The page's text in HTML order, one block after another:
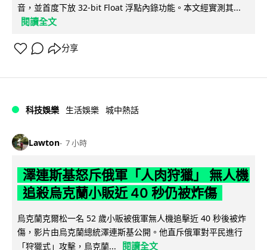
音，並首度下放 32-bit Float 浮點內錄功能。本文經實測其...
閱讀全文
分享
科技娛樂 生活娛樂 城中熱話
Lawton 7 小時
澤連斯基怒斥俄軍「人肉狩獵」 無人機
追殺烏克蘭小販近 40 秒仍被炸傷
烏克蘭克爾松一名 52 歲小販被俄軍無人機追擊近 40 秒後被炸
傷，影片由烏克蘭總統澤連斯基公開。他直斥俄軍對平民進行
「狩獵式」攻擊，烏克蘭...
閱讀全文